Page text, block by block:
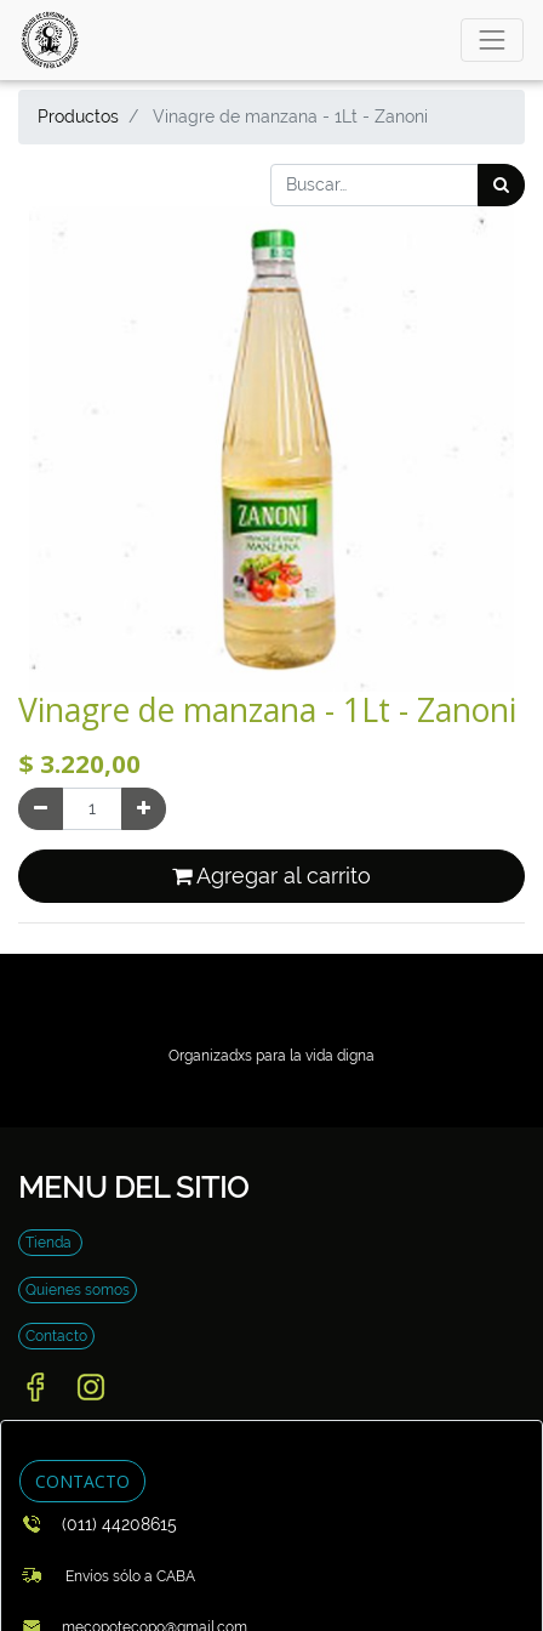
Productos Vinagre de manzana - 1Lt - Zanoni
Vinagre de manzana - 1Lt - Zanoni
$ 3.220,00
Agregar al carrito
Organizadxs para la vida digna
MENU DEL SITIO
Tienda
Quienes somos
Contacto
CONTACTO
(011) 44208615
Envíos sólo a CABA